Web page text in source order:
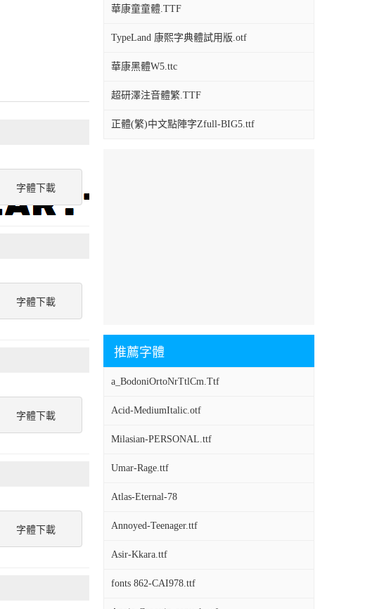
華康童童體.TTF
TypeLand 康熙字典體試用版.otf
華康黑體W5.ttc
超研澤注音體繁.TTF
正體(繁)中文點陣字Zfull-BIG5.ttf
推薦字體
a_BodoniOrtoNrTtlCm.Ttf
Acid-MediumItalic.otf
Milasian-PERSONAL.ttf
Umar-Rage.ttf
Atlas-Eternal-78
Annoyed-Teenager.ttf
Asir-Kkara.ttf
fonts 862-CAI978.ttf
字體下載
字體下載
字體下載
字體下載